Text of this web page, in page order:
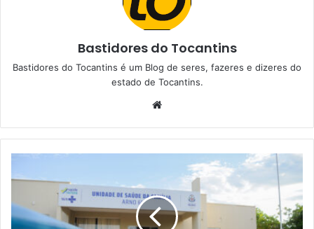
Bastidores do Tocantins
Bastidores do Tocantins é um Blog de seres, fazeres e dizeres do
estado de Tocantins.
b
s
t
e